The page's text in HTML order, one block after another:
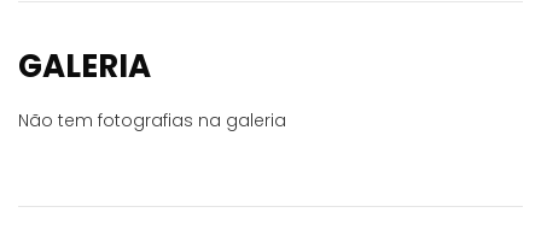
GALERIA
Não tem fotografias na galeria